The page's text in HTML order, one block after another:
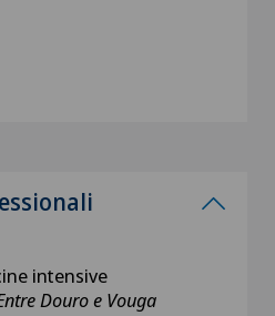
intensive
Douro e Vouga